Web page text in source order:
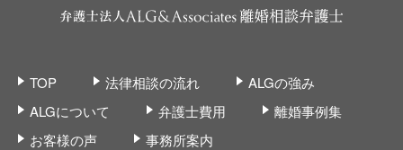
TOP 法律相談の流れ
ALGの強み
ALGについて
弁護士費用
離婚事例集
お客様の声
事務所案内